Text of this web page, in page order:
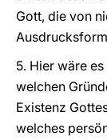
Gott, die von
5. Hier wäre
welchen
Existenz
welches